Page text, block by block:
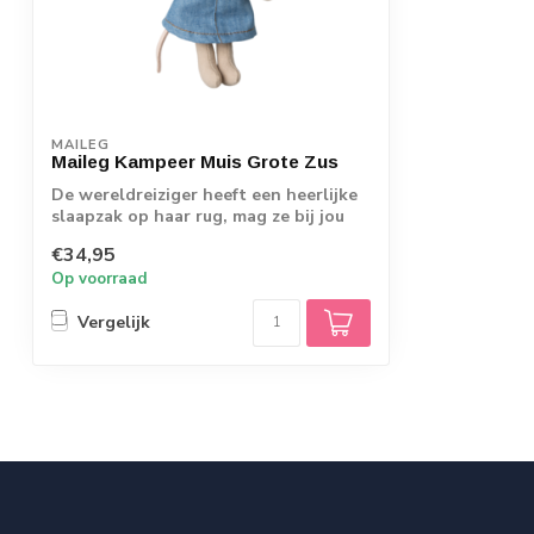
MAILEG
Maileg Kampeer Muis Grote Zus
De wereldreiziger heeft een heerlijke
slaapzak op haar rug, mag ze bij jou
€34,95
Op voorraad
Vergelijk